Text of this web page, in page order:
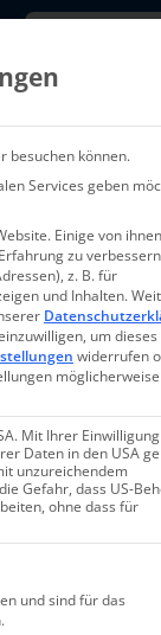
& Presse
des
besuchen können.
Services geben
Einige von
zu
z. B. für
und Inhalten.
um dieses
widerrufen
Mit Ihrer
Daten in den USA
unzureichendem
Gefahr, dass US-
ohne dass für
die eine
und sind für das